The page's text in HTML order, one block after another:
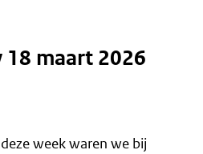
18 maart 2026
week waren we bij